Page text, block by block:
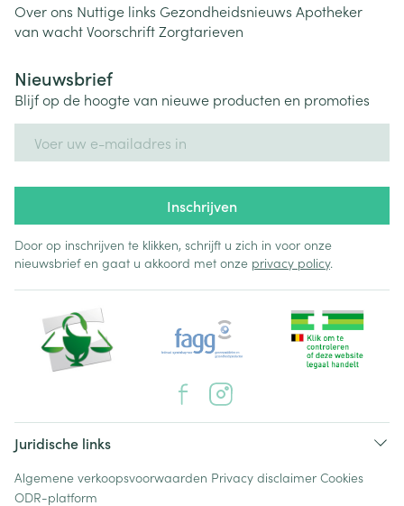
Over ons Nuttige links Gezondheidsnieuws Apotheker
van wachtVoorschriftZorgtarieven
Nieuwsbrief
Blijf op de hoogte van nieuwe producten en promoties
Inschrijven
Door op inschrijven te klikken, schrijft u zich in voor onze
nieuwsbrief en gaat u akkoord met onze privacy policy.
Juridische links
Algemene verkoopsvoorwaarden Privacy disclaimer Cookies
ODR-platform